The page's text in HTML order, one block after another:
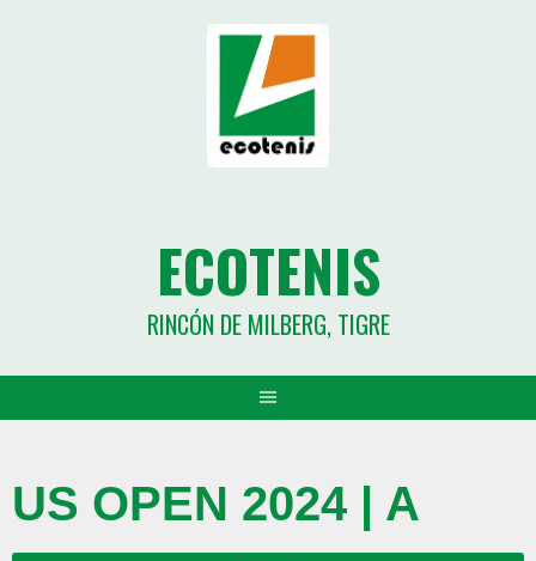
ECOTENIS
RINCÓN DE MILBERG, TIGRE
US OPEN 2024 | A